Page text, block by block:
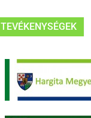
TEVÉKENYSÉGEK